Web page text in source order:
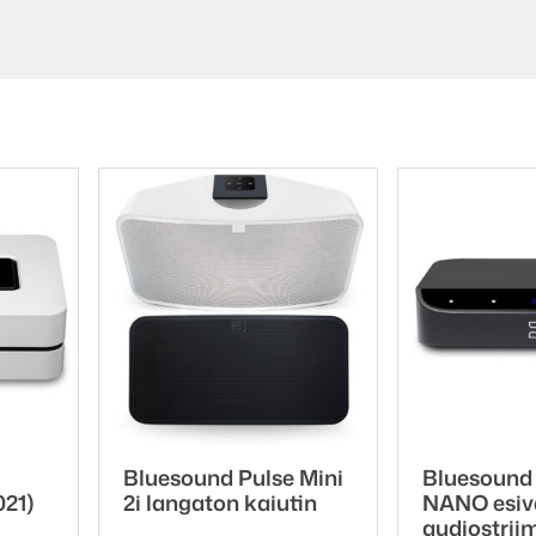
L, ALAC, OPUS
WAV, AIFF
Bluesound Pulse Mini
2i langaton kaiutin
NANO